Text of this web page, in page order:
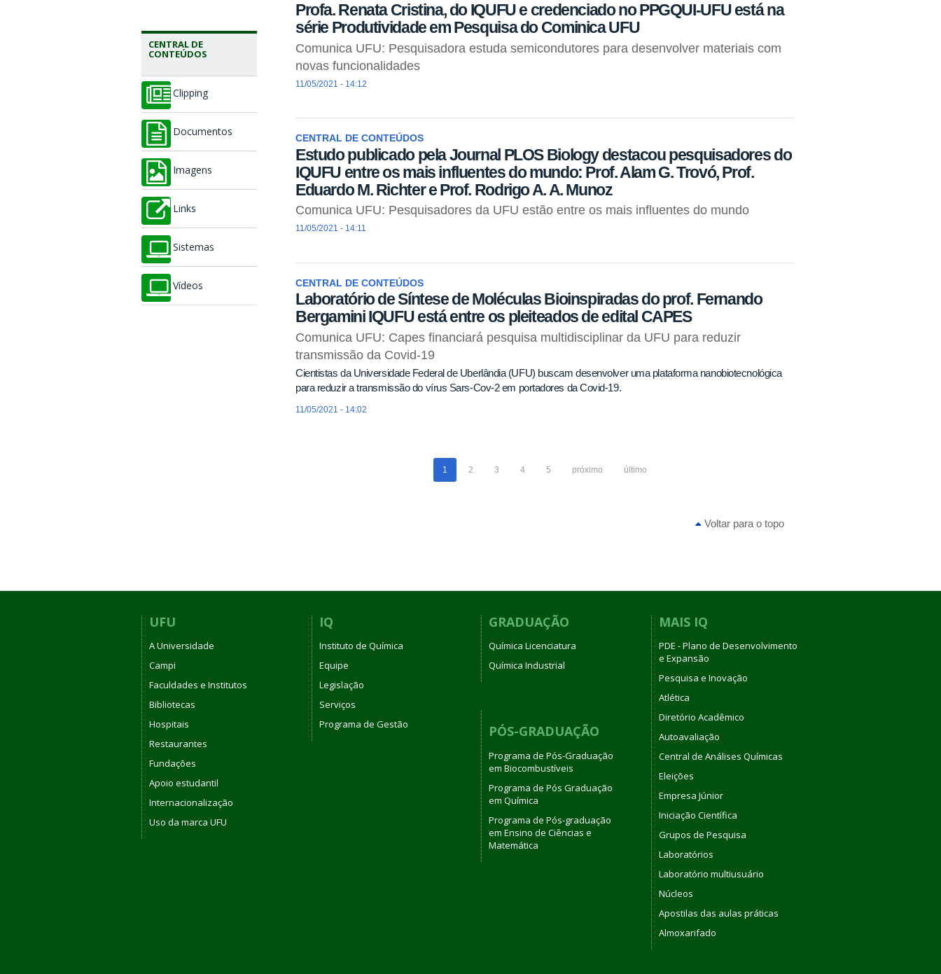
CENTRAL DE
CONTEÚDOS
Clipping
Documentos
Imagens
Links
Sistemas
Vídeos
Profa. Renata Cristina, do IQUFU e credenciado no PPGQUI-UFU está na
série Produtividade em Pesquisa do Cominica UFU
Comunica UFU: Pesquisadora estuda semicondutores para desenvolver materiais com
novas funcionalidades
11/05/2021 - 14:12
CENTRAL DE CONTEÚDOS
Estudo publicado pela Journal PLOS Biology destacou pesquisadores do
IQUFU entre os mais influentes do mundo: Prof. Alam G. Trovó, Prof.
Eduardo M. Richter e Prof. Rodrigo A. A. Munoz
Comunica UFU: Pesquisadores da UFU estão entre os mais influentes do mundo
11/05/2021 - 14:11
CENTRAL DE CONTEÚDOS
Laboratório de Síntese de Moléculas Bioinspiradas do prof. Fernando
Bergamini IQUFU está entre os pleiteados de edital CAPES
Comunica UFU: Capes financiará pesquisa multidisciplinar da UFU para reduzir
transmissão da Covid-19
Cientistas da Universidade Federal de Uberlândia (UFU) buscam desenvolver uma plataforma nanobiotecnológica
para reduzir a transmissão do vírus Sars-Cov-2 em portadores da Covid-19.
11/05/2021 - 14:02
1 2 3 4 5 próximo último
Voltar para o topo
UFU
A Universidade
Campi
Faculdades e Institutos
Bibliotecas
Hospitais
Restaurantes
Fundações
Apoio estudantil
Internacionalização
Uso da marca UFU
IQ
Instituto de Química
Equipe
Legislação
Serviços
Programa de Gestão
GRADUAÇÃO
Química Licenciatura
Química Industrial
PÓS-GRADUAÇÃO
Programa de Pós-Graduação
em Biocombustíveis
Programa de Pós Graduação
em Química
Programa de Pós-graduação
em Ensino de Ciências e
Matemática
MAIS IQ
PDE - Plano de Desenvolvimento
e Expansão
Pesquisa e Inovação
Atlética
Diretório Acadêmico
Autoavaliação
Central de Análises Químicas
Eleições
Empresa Júnior
Iniciação Científica
Grupos de Pesquisa
Laboratórios
Laboratório multiusuário
Núcleos
Apostilas das aulas práticas
Almoxarifado